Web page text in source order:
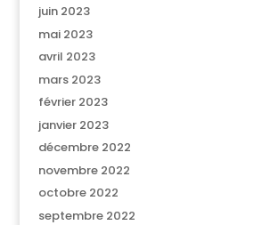
juin 2023
mai 2023
avril 2023
mars 2023
février 2023
janvier 2023
décembre 2022
novembre 2022
octobre 2022
septembre 2022